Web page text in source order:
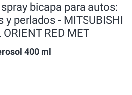
bicapa para autos:
perlados ‐ MITSUBISHI
ORIENT RED MET
400 ml